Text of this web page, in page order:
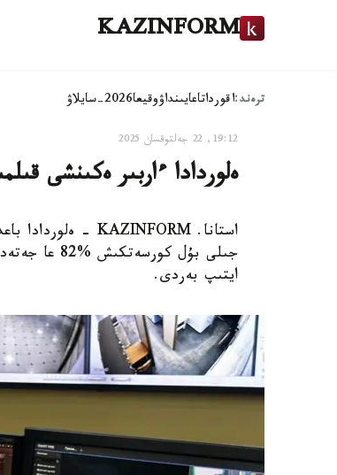
KAZINFORM
ترەند:اقورداتاعايىنداۋوقيعا2026-سايلاۋ
19:12, 22 جەلتوقسان 2025
ەلوردادا ءاربىر ەكىنشى
جىلى بۇل
ايتىپ بەردى.